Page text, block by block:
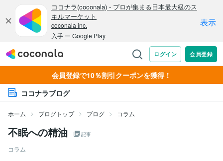
会員登録で10％割引クーポンを獲得！
ココナラブログ
ホーム ブログトップ ブログ コラム
不眠への精油 記事
コラム